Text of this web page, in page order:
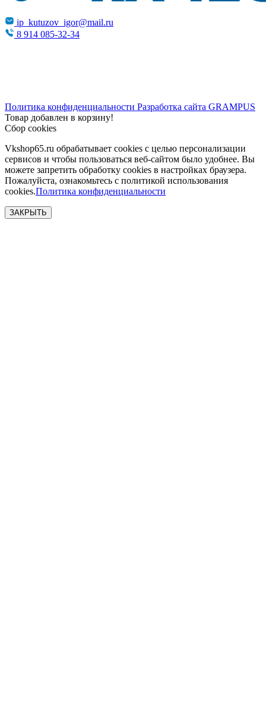
ip_kutuzov_igor@mail.ru
8 914 085-32-34
Политика конфиденциальности Разработка сайта GRAMPUS
Товар добавлен в корзину!
Сбор cookies
Vkshop65.ru обрабатывает cookies с целью персонализации
сервисов и чтобы пользоваться веб-сайтом было удобнее. Вы
можете запретить обработку сookies в настройках браузера.
Пожалуйста, ознакомьтесь с политикой использования
cookies.Политика конфиденциальности
ЗАКРЫТЬ